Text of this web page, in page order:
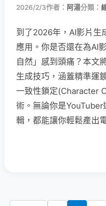
2026/2/3作者： 阿湯分類：
到了2026年，AI影片生
應用。你是否還在為AI
自然」感到頭痛？本文
生成技巧，涵蓋精準運
一致性鎖定(Character
術。無論你是
輯，都能讓你輕鬆產出